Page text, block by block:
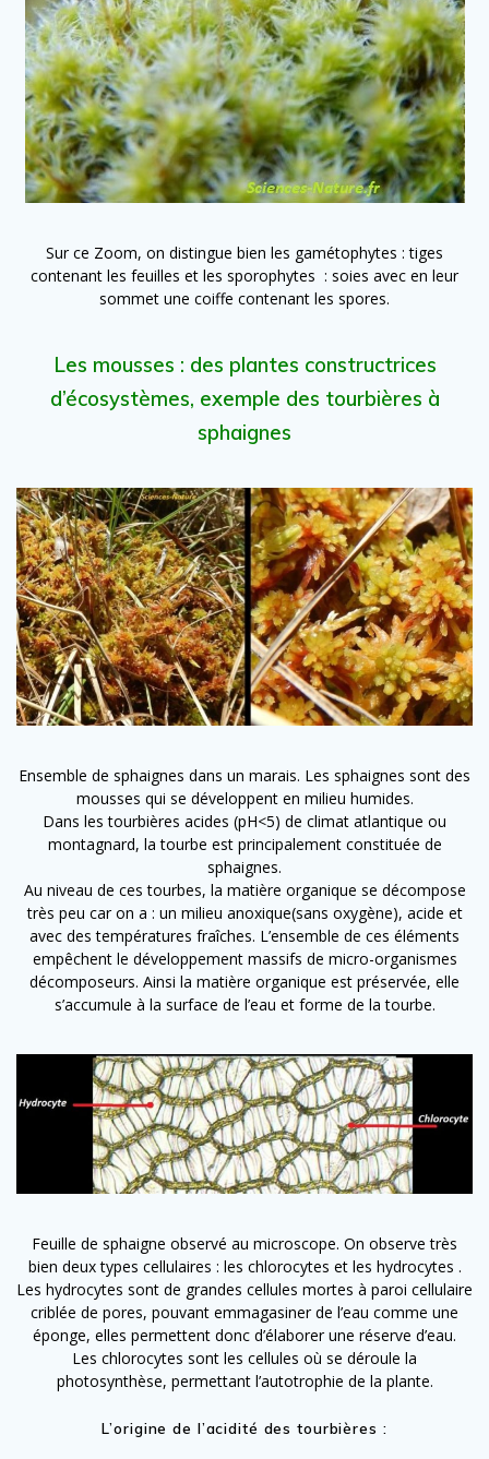
Sur ce Zoom, on distingue bien les gamétophytes : tiges
contenant les feuilles et les sporophytes : soies avec en leur
sommet une coiffe contenant les spores.
Les mousses : des plantes constructrices
d’écosystèmes, exemple des tourbières à
sphaignes
Ensemble de sphaignes dans un marais. Les sphaignes sont des
mousses qui se développent en milieu humides.
Dans les tourbières acides (pH<5) de climat atlantique ou
montagnard, la tourbe est principalement constituée de
sphaignes.
Au niveau de ces tourbes, la matière organique se décompose
très peu car on a : un milieu anoxique(sans oxygène), acide et
avec des températures fraîches. L’ensemble de ces éléments
empêchent le développement massifs de micro-organismes
décomposeurs. Ainsi la matière organique est préservée, elle
s’accumule à la surface de l’eau et forme de la tourbe.
Feuille de sphaigne observé au microscope. On observe très
bien deux types cellulaires : les chlorocytes et les hydrocytes .
Les hydrocytes sont de grandes cellules mortes à paroi cellulaire
criblée de pores, pouvant emmagasiner de l’eau comme une
éponge, elles permettent donc d’élaborer une réserve d’eau.
Les chlorocytes sont les cellules où se déroule la
photosynthèse, permettant l’autotrophie de la plante.
L’origine de l’acidité des tourbières :